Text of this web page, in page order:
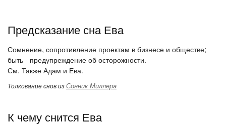
Предсказание сна Ева
Сомнение, сопротивление проектам в бизнесе и обществе;
быть - предупреждение об осторожности.
См. Также Адам и Ева.
Толкование снов изСонник Миллера
К чему снится Ева